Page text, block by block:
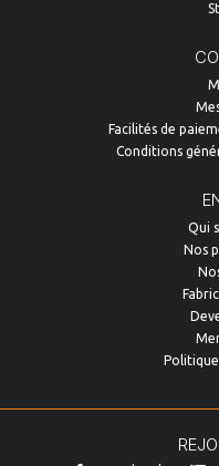
Facilités de
Conditions
Qui
Nos